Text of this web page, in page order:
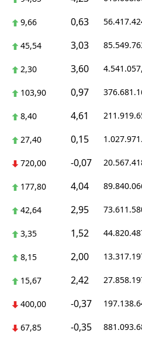
Mardin
Muğla
Muş
Nevşehir
Niğde
Ordu
Rize
Sakarya
9,66 0,63
45,54 3,03
2,30 3,60
103,90 0,97
8,40 4,61
27,40 0,15
720,00 -0,07
177,80 4,04
42,64 2,95
3,35 1,52
8,15 2,00
15,67 2,42
400,00 -0,37
67,85 -0,35